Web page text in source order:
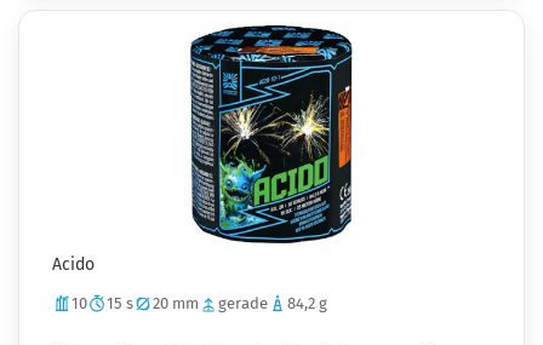
Acido
10 15 s 20 mm gerade 84,2 g